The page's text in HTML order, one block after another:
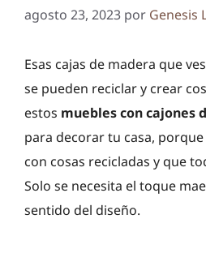
agosto 23, 2023 por Genesis
Esas cajas de madera que
se pueden reciclar y crear
estos muebles con cajones
para decorar tu casa,
con cosas recicladas y que
Solo se necesita el toque
sentido del diseño.